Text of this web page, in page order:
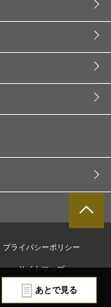
あとで見る
プライバシーポリシー
サイトマップ